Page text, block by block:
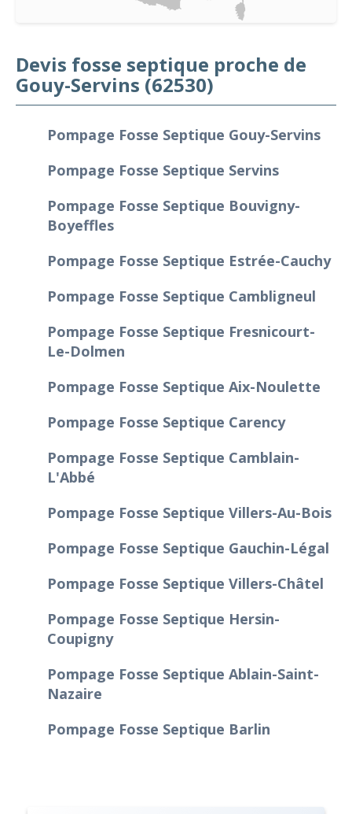
Devis fosse septique proche de
Gouy-Servins (62530)
Pompage Fosse Septique Gouy-Servins
Pompage Fosse Septique Servins
Pompage Fosse Septique Bouvigny-
Boyeffles
Pompage Fosse Septique Estrée-Cauchy
Pompage Fosse Septique Cambligneul
Pompage Fosse Septique Fresnicourt-
Le-Dolmen
Pompage Fosse Septique Aix-Noulette
Pompage Fosse Septique Carency
Pompage Fosse Septique Camblain-
L'Abbé
Pompage Fosse Septique Villers-Au-Bois
Pompage Fosse Septique Gauchin-Légal
Pompage Fosse Septique Villers-Châtel
Pompage Fosse Septique Hersin-
Coupigny
Pompage Fosse Septique Ablain-Saint-
Nazaire
Pompage Fosse Septique Barlin